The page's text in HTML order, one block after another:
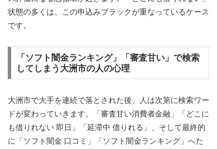
状態の多くは、この申込みブラックが重なっているケース
です。
「ソフト闇金ランキング」「審査甘い」で検索
してしまう大洲市の人の心理
大洲市で大手を連続で落とされた後、人は次第に検索ワー
ドが変わっていきます。「審査甘い消費者金融」「どこに
も借りれない 即日」「延滞中 借りれる」、そして最終的
に「ソフト闇金 口コミ」「ソフト闇金ランキング」へた